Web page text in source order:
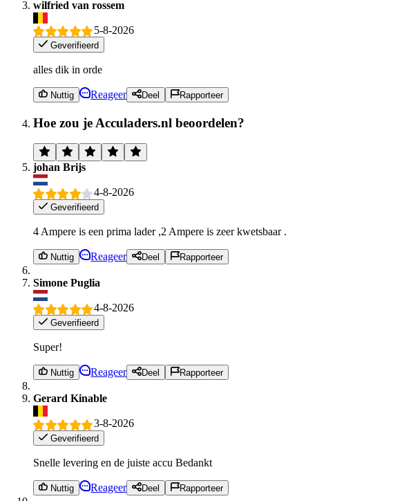
wilfried van rossem
5-8-2026
Geverifieerd
alles dik in orde
Nuttig Reageer Deel Rapporteer
Hoe zou je Acculaders.nl beoordelen?
johan Brijs
4-8-2026
Geverifieerd
4 Ampere is een prima lader ,2 Ampere is zeer kwetsbaar .
Nuttig Reageer Deel Rapporteer
Simone Puglia
4-8-2026
Geverifieerd
Super!
Nuttig Reageer Deel Rapporteer
Gerard Kinable
3-8-2026
Geverifieerd
Snelle levering en de juiste accu Bedankt
Nuttig Reageer Deel Rapporteer